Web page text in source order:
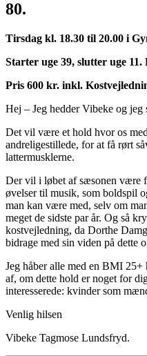
80.
Tirsdag kl. 18.30 til 20.00 i
Starter uge 39, slutter uge 11.
Pris 600 kr. inkl.
Hej – Jeg hedder Vibeke og
Det vil være et hold hvor os
andreligestillede, for at få rørt
lattermusklerne.
Der vil i løbet af sæsonen være
øvelser til musik, som boldspil
man kan være med, selv om
meget de sidste par år. Og så
kostvejledning, da Dorthe
bidrage med sin viden på dette
Jeg håber alle med en BMI
af, om dette hold er noget for
interesserede: kvinder som
Venlig hilsen
Vibeke Tagmose Lundsfryd.